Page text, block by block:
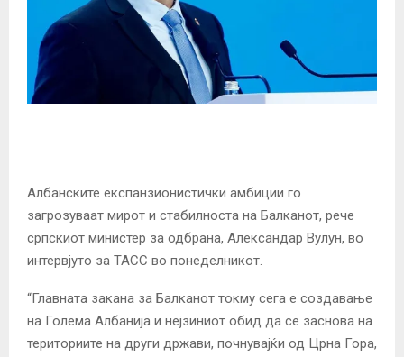
Албанските експанзионистички амбиции го
загрозуваат мирот и стабилноста на Балканот, рече
српскиот министер за одбрана, Александар Вулун, во
интервјуто за ТАСС во понеделникот.
“Главната закана за Балканот токму сега е создавање
на Голема Албанија и нејзиниот обид да се заснова на
териториите на други држави, почнувајќи од Црна Гора,